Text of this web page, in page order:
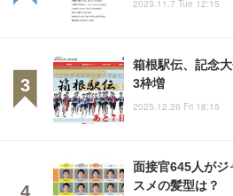
2023.11.7 Tue 12:15
箱根駅伝、記念
3枠増
2025.12.26 Fri 18:15
面接官645人がジ
スメの髪型は？